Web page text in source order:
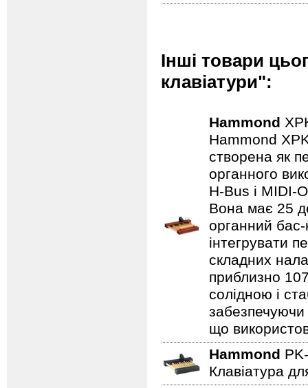
Інші товари
клавіатури":
Hammond
Hammond
створена як
органного
H‑Bus і
Вона має 25
органний
інтегрувати
складних
приблизно
солідною і
забезпечуючи
що
Hammond
Клавіатура